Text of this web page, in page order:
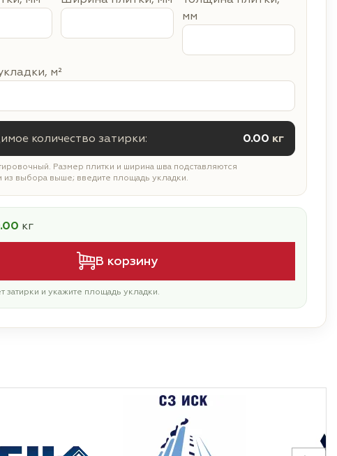
мм
м²
количество затирки: 0.00 кг
Размер плитки и ширина шва подставляются
из выбора выше; введите площадь укладки.
кг
В корзину
затирки и укажите площадь укладки.